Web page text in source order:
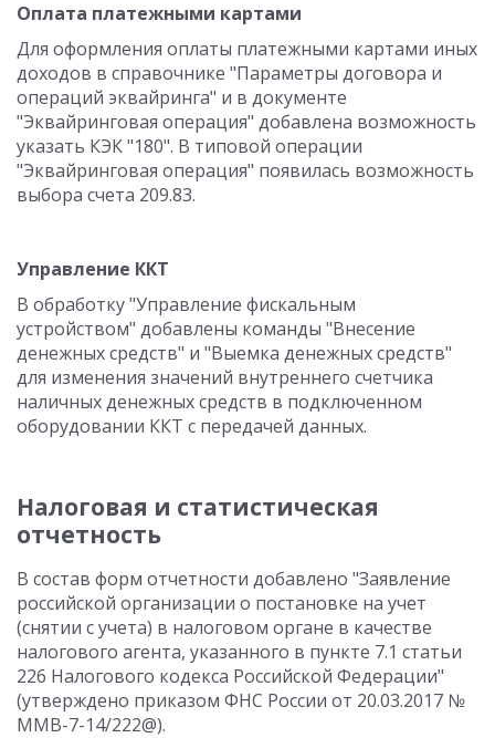
Оплата платежными картами
Для оформления оплаты платежными картами иных
доходов в справочнике "Параметры договора и
операций эквайринга" и в документе
"Эквайринговая операция" добавлена возможность
указать КЭК "180". В типовой операции
"Эквайринговая операция" появилась возможность
выбора счета 209.83.
Управление ККТ
В обработку "Управление фискальным
устройством" добавлены команды "Внесение
денежных средств" и "Выемка денежных средств"
для изменения значений внутреннего счетчика
наличных денежных средств в подключенном
оборудовании ККТ с передачей данных.
Налоговая и статистическая
отчетность
В состав форм отчетности добавлено "Заявление
российской организации о постановке на учет
(снятии с учета) в налоговом органе в качестве
налогового агента, указанного в пункте 7.1 статьи
226 Налогового кодекса Российской Федерации"
(утверждено приказом ФНС России от 20.03.2017 №
ММВ-7-14/222@).